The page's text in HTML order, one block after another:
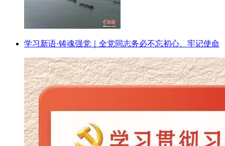
学习新语·铸魂强党｜全党同志务必不忘初心、牢记使命